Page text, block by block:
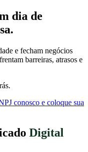
dia de
e fecham negócios
barreiras, atrasos e
conosco e coloque sua
Digital